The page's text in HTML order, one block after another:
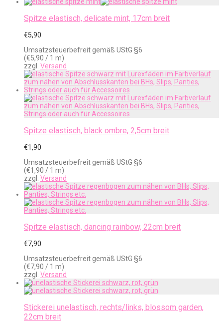
Spitze elastisch, delicate mint, 17cm breit
€5,90
Umsatzsteuerbefreit gemäß UStG §6
(€5,90 / 1 m)
zzgl. Versand
Spitze elastisch, black ombre, 2,5cm breit
€1,90
Umsatzsteuerbefreit gemäß UStG §6
(€1,90 / 1 m)
zzgl. Versand
Spitze elastisch, dancing rainbow, 22cm breit
€7,90
Umsatzsteuerbefreit gemäß UStG §6
(€7,90 / 1 m)
zzgl. Versand
Stickerei unelastisch, rechts/links, blossom garden,
22cm breit